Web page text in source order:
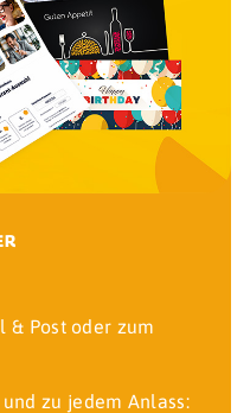
& Post oder zum
zu jedem Anlass: